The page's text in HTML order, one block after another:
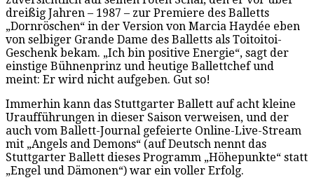
dreißig Jahren – 1987 – zur Premiere des Balletts
„Dornröschen“ in der Version von Marcia Haydée eben
von selbiger Grande Dame des Balletts als Toitoitoi-
Geschenk bekam. „Ich bin positive Energie“, sagt der
einstige Bühnenprinz und heutige Ballettchef und
meint: Er wird nicht aufgeben. Gut so!
Immerhin kann das Stuttgarter Ballett auf acht kleine
Uraufführungen in dieser Saison verweisen, und der
auch vom Ballett-Journal gefeierte Online-Live-Stream
mit „Angels and Demons“ (auf Deutsch nennt das
Stuttgarter Ballett dieses Programm „Höhepunkte“ statt
„Engel und Dämonen“) war ein voller Erfolg.